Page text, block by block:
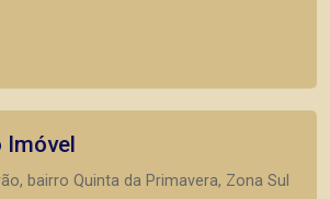
Imóvel
bairro Quinta da Primavera, Zona Sul